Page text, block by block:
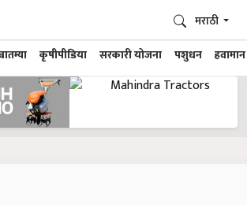
कृषीपीडिया सरकारी योजना पशुधन हवामान
मराठी